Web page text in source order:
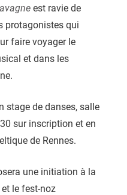
est ravie de
protagonistes qui
faire voyager le
et dans les
stage de danses, salle
sur inscription et en
de Rennes.
une initiation à la
le fest-noz